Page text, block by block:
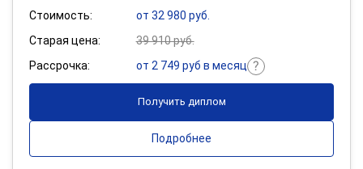
Стоимость:
от 32 980 руб.
Старая цена:
39 910 руб.
Рассрочка:
от 2 749 руб в месяц
Получить диплом
Подробнее